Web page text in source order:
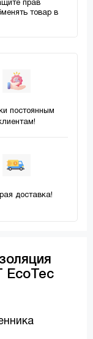
прав
товар в
постоянным
доставка!
EcoTec